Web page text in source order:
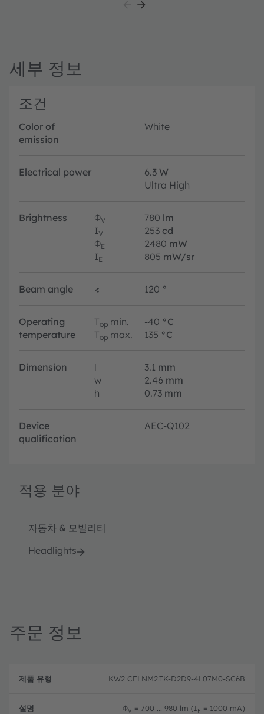
세부 정보
조건
Color of
emission
White
Electrical power 6.3 W
Ultra High
Brightness ΦV 780 lm
IV 253 cd
ΦE 2480 mW
IE 805 mW/sr
Beam angle ∢ 120 °
Operating
temperature
Top min. -40 °C
Top max. 135 °C
Dimension l 3.1 mm
w
2.46 mm
h
0.73 mm
Device
qualification
AEC-Q102
적용 분야
자동차 & 모빌리티
Headlights
주문 정보
품
설
KW2 CFLNM2.TK-D2D9-4L07M0-SC6B
ΦV = 700 ... 980 lm (IF = 1000 mA)